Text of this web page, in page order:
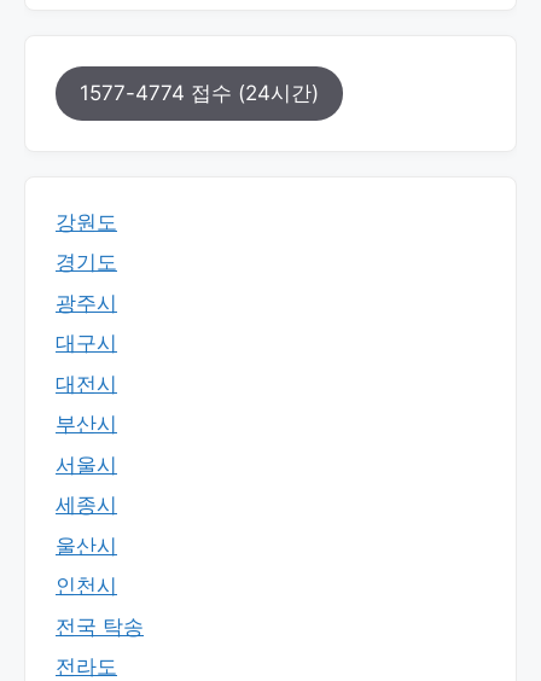
1577-4774 접수 (24시간)
강원도
경기도
광주시
대구시
대전시
부산시
서울시
세종시
울산시
인천시
전국 탁송
전라도